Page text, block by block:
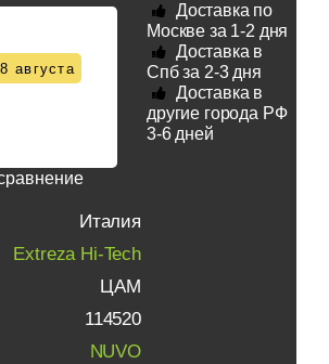
августа
Италия
Extreza Hi-Tech
ЦАМ
114520
NUVO
Доставка по
Москве за 1-2 дня
Доставка в
Спб за 2-3 дня
Доставка в
другие города РФ
3-6 дней